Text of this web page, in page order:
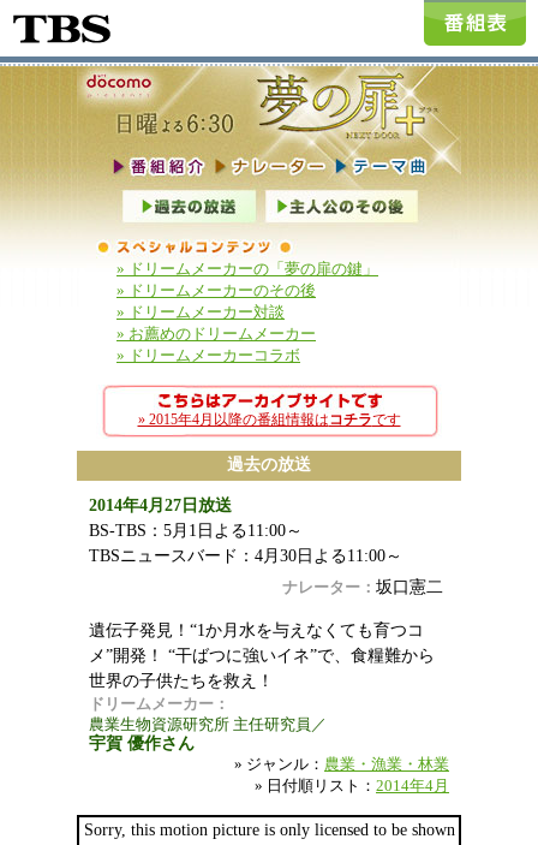
» ドリームメーカーの「夢の扉の鍵」
» ドリームメーカーのその後
» ドリームメーカー対談
» お薦めのドリームメーカー
» ドリームメーカーコラボ
» 2015年4月以降の番組情報はコチラです
過去の放送
2014年4月27日放送
BS-TBS：5月1日よる11:00～
TBSニュースバード：4月30日よる11:00～
ナレーター： 坂口憲二
遺伝子発見！“1か月水を与えなくても育つコ
メ”開発！ “干ばつに強いイネ”で、食糧難から
世界の子供たちを救え！
ドリームメーカー：
農業生物資源研究所 主任研究員／
宇賀 優作さん
» ジャンル： 農業・漁業・林業
» 日付順リスト： 2014年4月
Sorry, this motion picture is only licensed to be shown